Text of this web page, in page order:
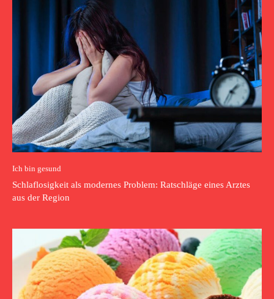
Ich bin gesund
Schlaflosigkeit als modernes Problem: Ratschläge eines Arztes
aus der Region